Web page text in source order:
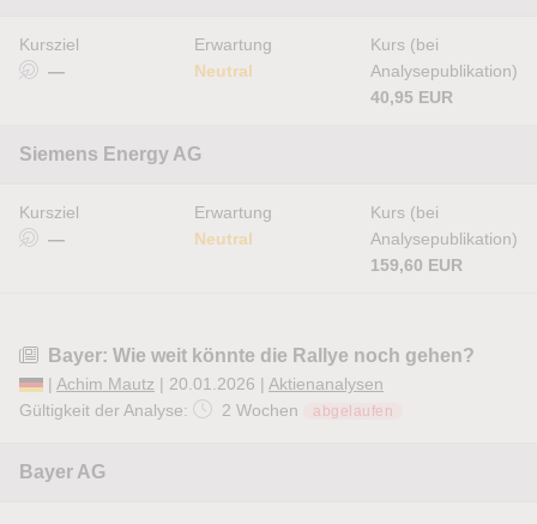
Kursziel
—
Erwartung
Neutral
Kurs (bei
Analysepublikation)
40,95 EUR
Siemens Energy AG
Kursziel
—
Erwartung
Neutral
Kurs (bei
Analysepublikation)
159,60 EUR
Bayer: Wie weit könnte die Rallye noch gehen?
| Achim Mautz | 20.01.2026 | Aktienanalysen
Gültigkeit der Analyse:
2 Wochen abgelaufen
Bayer AG